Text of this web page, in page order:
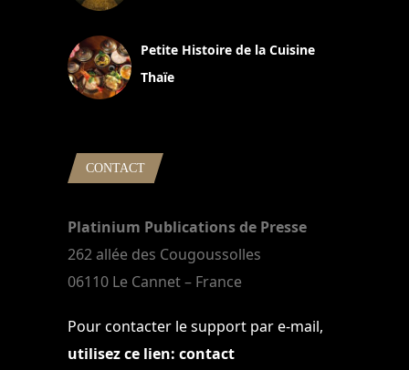
Petite Histoire de la Cuisine
Thaïe
CONTACT
Platinium Publications de Presse
262 allée des Cougoussolles
06110 Le Cannet – France
Pour contacter le support par e-mail,
utilisez ce lien: contact